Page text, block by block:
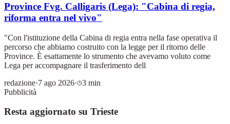
Province Fvg. Calligaris (Lega): "Cabina di regia,
riforma entra nel vivo"
"Con l'istituzione della Cabina di regia entra nella fase operativa il
percorso che abbiamo costruito con la legge per il ritorno delle
Province. È esattamente lo strumento che avevamo voluto come
Lega per accompagnare il trasferimento dell
redazione·7 ago 2026·
3 min
Pubblicità
Resta aggiornato su Trieste